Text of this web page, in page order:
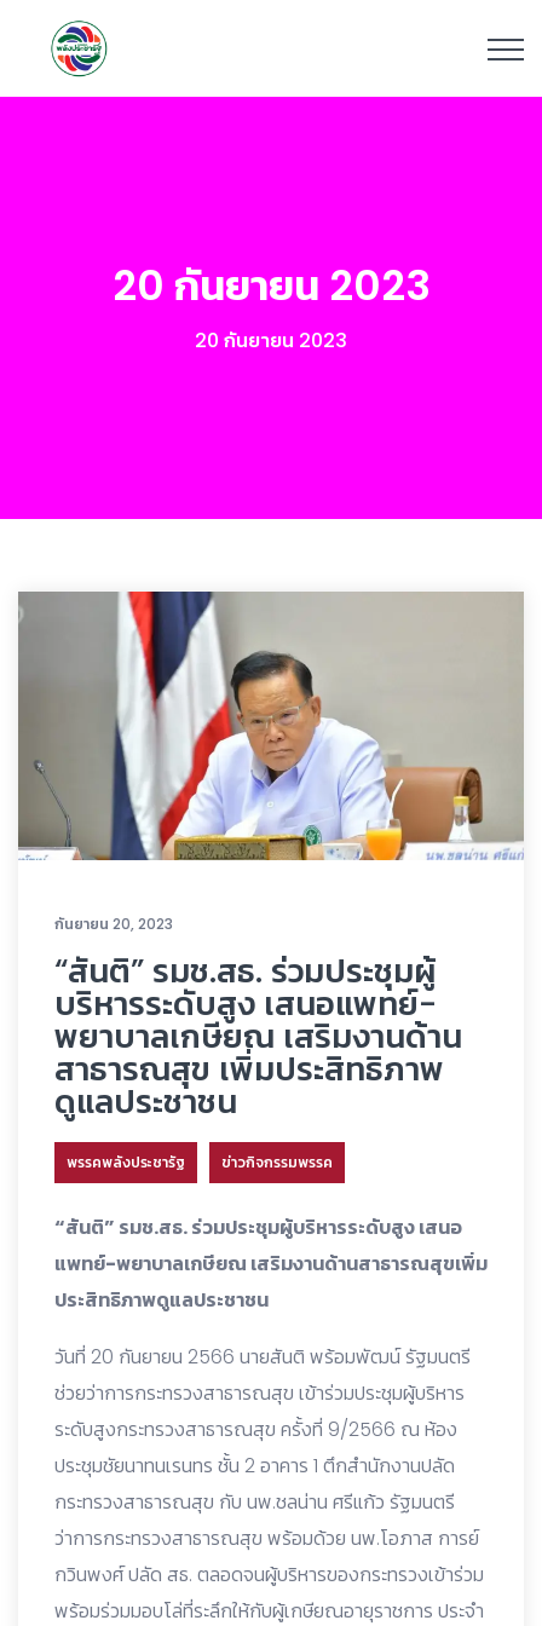
20 กันยายน 2023
20 กันยายน 2023
กันยายน 20, 2023
“สันติ” รมช.สธ. ร่วมประชุมผู้
บริหารระดับสูง เสนอแพทย์-
พยาบาลเกษียณ เสริมงานด้าน
สาธารณสุข เพิ่มประสิทธิภาพ
ดูแลประชาชน
พรรคพลังประชารัฐ ข่าวกิจกรรมพรรค
“สันติ” รมช.สธ. ร่วมประชุมผู้บริหารระดับสูง เสนอ
แพทย์-พยาบาลเกษียณ เสริมงานด้านสาธารณสุขเพิ่ม
ประสิทธิภาพดูแลประชาชน
วันที่ 20 กันยายน 2566 นายสันติ พร้อมพัฒน์ รัฐมนตรี
ช่วยว่าการกระทรวงสาธารณสุข เข้าร่วมประชุมผู้บริหาร
ระดับสูงกระทรวงสาธารณสุข ครั้งที่ 9/2566 ณ ห้อง
ประชุมชัยนาทนเรนทร ชั้น 2 อาคาร 1 ตึกสำนักงานปลัด
กระทรวงสาธารณสุข กับ นพ.ชลน่าน ศรีแก้ว รัฐมนตรี
ว่าการกระทรวงสาธารณสุข พร้อมด้วย นพ.โอภาส การย์
กวินพงศ์ ปลัด สธ. ตลอดจนผู้บริหารของกระทรวงเข้าร่วม
พร้อมร่วมมอบโล่ที่ระลึกให้กับผู้เกษียณอายุราชการ ประจำ